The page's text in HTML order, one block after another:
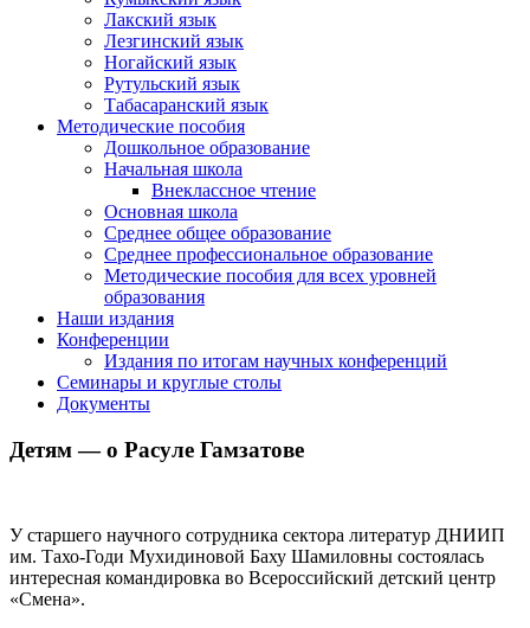
Лакский язык
Лезгинский язык
Ногайский язык
Рутульский язык
Табасаранский язык
Методические пособия
Дошкольное образование
Начальная школа
Внеклассное чтение
Основная школа
Среднее общее образование
Среднее профессиональное образование
Методические пособия для всех уровней
образования
Наши издания
Конференции
Издания по итогам научных конференций
Семинары и круглые столы
Документы
Детям — о Расуле Гамзатове
У старшего научного сотрудника сектора литератур ДНИИП
им. Тахо-Годи Мухидиновой Баху Шамиловны состоялась
интересная командировка во Всероссийский детский центр
«Смена».